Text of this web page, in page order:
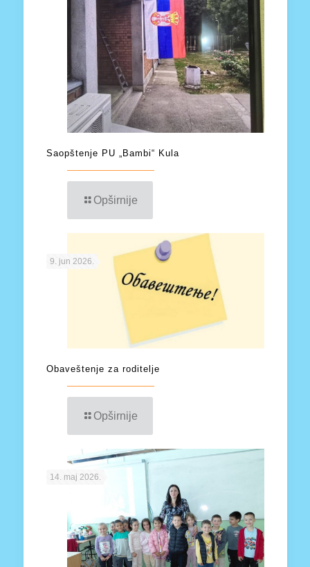
Saopštenje PU „Bambi“ Kula
Opširnije
9. jun 2026.
Obaveštenje za roditelje
Opširnije
14. maj 2026.